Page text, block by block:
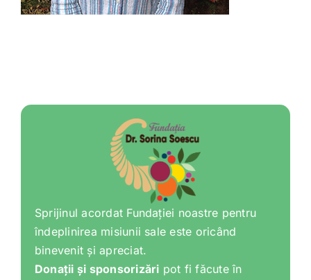
Shop
Sprijinul acordat Fundației noastre pentru
îndeplinirea misiunii sale este oricând
binevenit și apreciat.
Donații și sponsorizări pot fi făcute în